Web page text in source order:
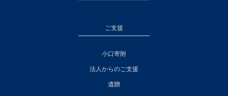
ご支援
小口寄附
法人からのご支援
遺贈